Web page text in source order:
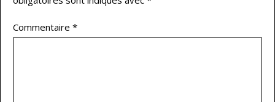
Commentaire *